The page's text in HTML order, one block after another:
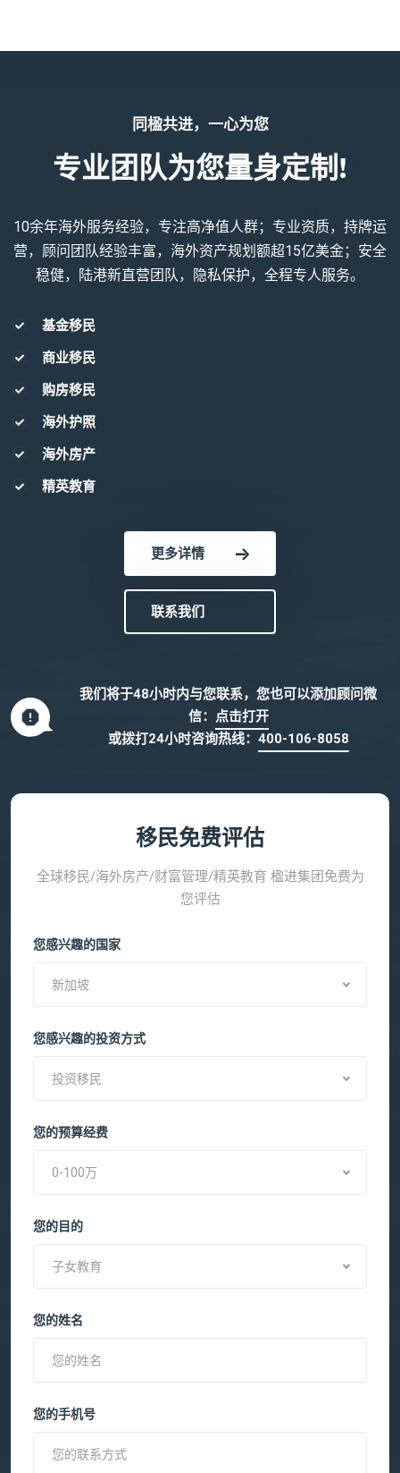
同楹共进，一心为您
专业团队为您量身定制!
10余年海外服务经验，专注高净值人群；专业资质，持牌运
营，顾问团队经验丰富，海外资产规划额超15亿美金；安全
稳健，陆港新直营团队，隐私保护，全程专人服务。
基金移民
商业移民
购房移民
海外护照
海外房产
精英教育
更多详情
联系我们
我们将于48小时内与您联系，您也可以添加顾问微
信： 点击打开
或拨打24小时咨询热线： 400-106-8058
移民免费评估
全球移民/海外房产/财富管理/精英教育 楹进集团免费为
您评估
您感兴趣的国家
新加坡
您感兴趣的投资方式
投资移民
您的预算经费
0-100万
您的目的
子女教育
您的姓名
您的手机号